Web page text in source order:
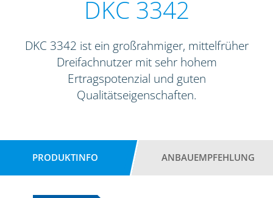
DKC 3342
DKC 3342 ist ein großrahmiger, mittelfrüher
Dreifachnutzer mit sehr hohem
Ertragspotenzial und guten
Qualitätseigenschaften.
PRODUKTINFO ANBAUEMPFEHLUNG